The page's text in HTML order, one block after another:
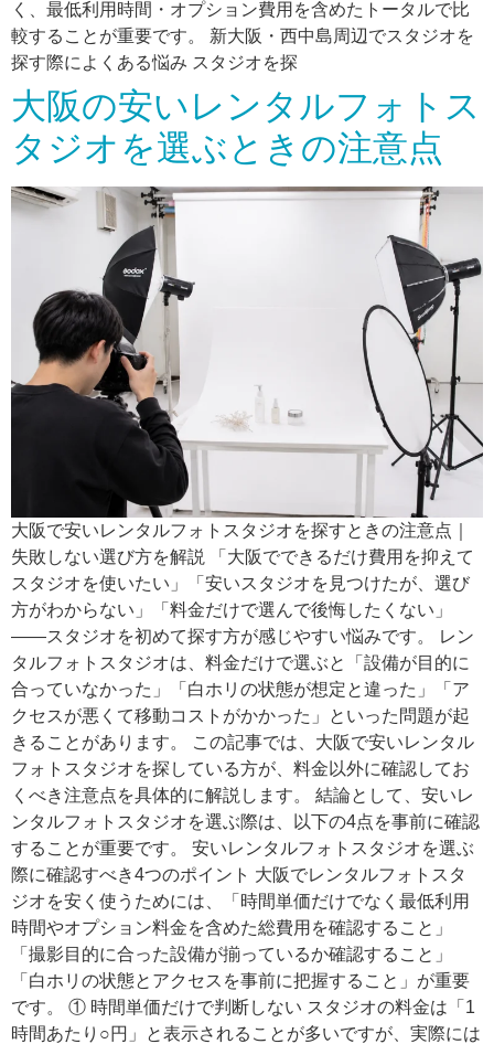
く、最低利用時間・オプション費用を含めたトータルで比
較することが重要です。 新大阪・西中島周辺でスタジオを
探す際によくある悩み スタジオを探
大阪の安いレンタルフォトス
タジオを選ぶときの注意点
大阪で安いレンタルフォトスタジオを探すときの注意点｜
失敗しない選び方を解説 「大阪でできるだけ費用を抑えて
スタジオを使いたい」「安いスタジオを見つけたが、選び
方がわからない」「料金だけで選んで後悔したくない」
——スタジオを初めて探す方が感じやすい悩みです。 レン
タルフォトスタジオは、料金だけで選ぶと「設備が目的に
合っていなかった」「白ホリの状態が想定と違った」「ア
クセスが悪くて移動コストがかかった」といった問題が起
きることがあります。 この記事では、大阪で安いレンタル
フォトスタジオを探している方が、料金以外に確認してお
くべき注意点を具体的に解説します。 結論として、安いレ
ンタルフォトスタジオを選ぶ際は、以下の4点を事前に確認
することが重要です。 安いレンタルフォトスタジオを選ぶ
際に確認すべき4つのポイント 大阪でレンタルフォトスタ
ジオを安く使うためには、「時間単価だけでなく最低利用
時間やオプション料金を含めた総費用を確認すること」
「撮影目的に合った設備が揃っているか確認すること」
「白ホリの状態とアクセスを事前に把握すること」が重要
です。 ① 時間単価だけで判断しない スタジオの料金は「1
時間あたり○円」と表示されることが多いですが、実際には